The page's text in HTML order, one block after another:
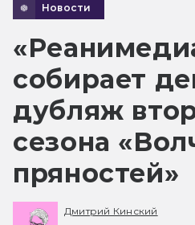
Новости
собирает
дубляж
сезона
пряностей»
Дмитрий Кинский